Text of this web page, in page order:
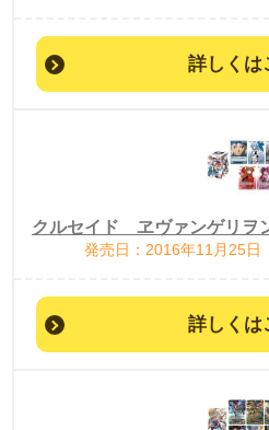
詳しくは
クルセイド ヱヴァンゲリヲ
発売日：2016年11月25
詳しくは